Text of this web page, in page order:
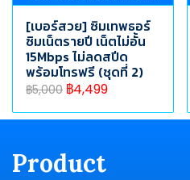
[เบอร์สวย] ซิมเทพธอร์
ซิมเน็ตรายปี เน็ตไม่อั้น
15Mbps ไม่ลดสปีด
พร้อมโทรฟรี (ชุดที่ 2)
฿5,000 ฿4,499
Product